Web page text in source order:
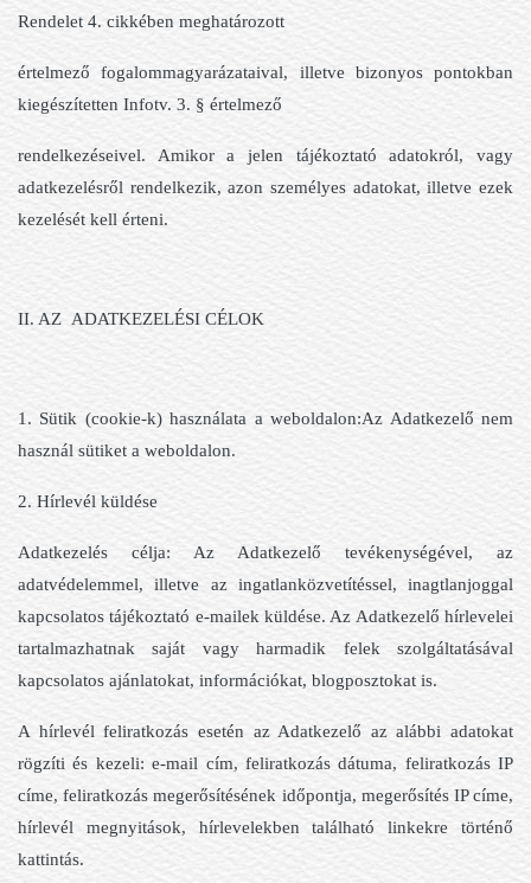
Rendelet 4. cikkében meghatározott
értelmező fogalommagyarázataival, illetve bizonyos pontokban
kiegészítetten Infotv. 3. § értelmező
rendelkezéseivel. Amikor a jelen tájékoztató adatokról, vagy
adatkezelésről rendelkezik, azon személyes adatokat, illetve ezek
kezelését kell érteni.
II. AZ ADATKEZELÉSI CÉLOK
1. Sütik (cookie-k) használata a weboldalon:Az Adatkezelő nem
használ sütiket a weboldalon.
2. Hírlevél küldése
Adatkezelés célja: Az Adatkezelő tevékenységével, az
adatvédelemmel, illetve az ingatlanközvetítéssel, inagtlanjoggal
kapcsolatos tájékoztató e-mailek küldése. Az Adatkezelő hírlevelei
tartalmazhatnak saját vagy harmadik felek szolgáltatásával
kapcsolatos ajánlatokat, információkat, blogposztokat is.
A hírlevél feliratkozás esetén az Adatkezelő az alábbi adatokat
rögzíti és kezeli: e-mail cím, feliratkozás dátuma, feliratkozás IP
címe, feliratkozás megerősítésének időpontja, megerősítés IP címe,
hírlevél megnyitások, hírlevelekben található linkekre történő
kattintás.